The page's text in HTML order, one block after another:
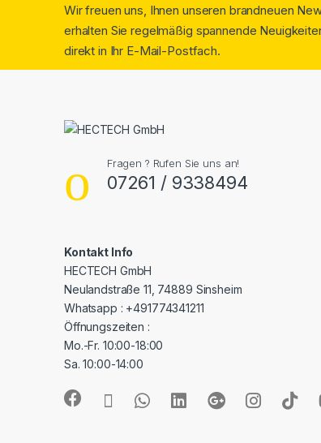
Wir freuen uns, Ihnen unseren brandneuen
erhalten Sie regelmäßig spannende
direkt in Ihr E-Mail-Postfach.
Fragen ? Rufen Sie uns an!
07261 / 9338494
Kontakt Info
HECTECH GmbH
Neulandstraße 11, 74889 Sinsheim
Whatsapp : +491774341211
Öffnungszeiten :
Mo.-Fr. 10:00-18:00
Sa. 10:00-14:00